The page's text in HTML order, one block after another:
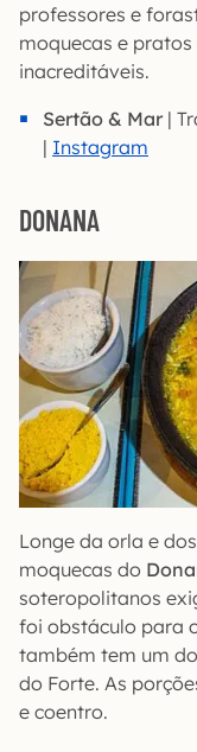
professores e
moquecas e
inacreditáveis.
Sertão & Mar |
| Instagram
DONANA
Longe da orla e
moquecas do
soteropolitanos
foi obstáculo para
também tem um
do Forte. As
e coentro.